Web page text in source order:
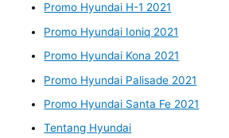
Promo Hyundai H-1 2021
Promo Hyundai Ioniq 2021
Promo Hyundai Kona 2021
Promo Hyundai Palisade 2021
Promo Hyundai Santa Fe 2021
Tentang Hyundai